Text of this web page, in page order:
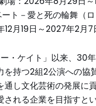
ート－愛と死の輪舞（
月19日～2027年2月7
・ケイト」以来、30
持つ2組2公演への協
し文化芸術の発展に
れる企業を目指すとい